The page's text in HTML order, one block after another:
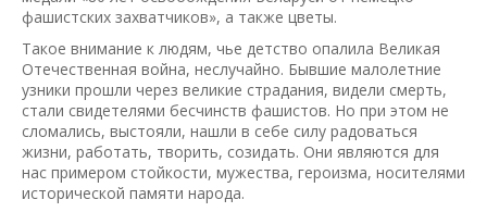
фашистских захватчиков», а также цветы.
Такое внимание к людям, чье детство опалила Великая
Отечественная война, неслучайно. Бывшие малолетние
узники прошли через великие страдания, видели смерть,
стали свидетелями бесчинств фашистов. Но при этом не
сломались, выстояли, нашли в себе силу радоваться
жизни, работать, творить, созидать. Они являются для
нас примером стойкости, мужества, героизма, носителями
исторической памяти народа.